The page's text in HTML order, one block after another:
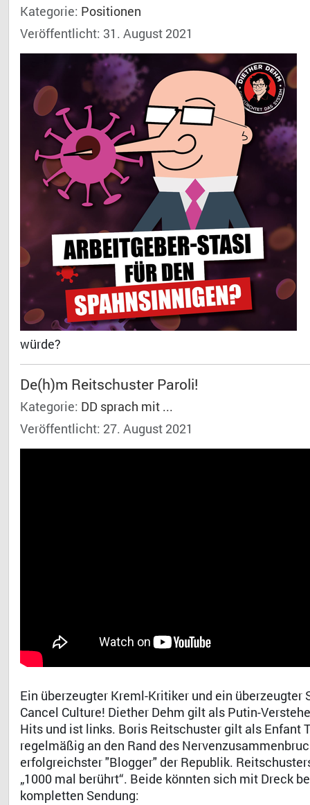
Kategorie: Positionen
Veröffentlicht: 31. August 2021
würde?
De(h)m Reitschuster Paroli!
Kategorie: DD sprach mit ...
Veröffentlicht: 27. August 2021
Ein überzeugter Kreml-Kritiker und ein
Cancel Culture! Diether Dehm gilt als Putin-
Hits und ist links. Boris Reitschuster gilt als Enfant
regelmäßig an den Rand des
erfolgreichster "Blogger" der Republik.
„1000 mal berührt“. Beide könnten sich mit Dreck
kompletten Sendung: